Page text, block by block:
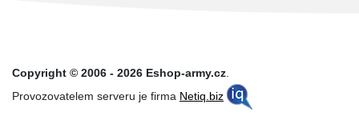
Copyright © 2006 - 2026 Eshop-army.cz.
Provozovatelem serveru je firma Netiq.biz